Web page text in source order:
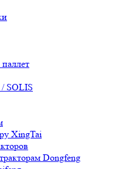
SOLIS
XingTai
Dongfeng